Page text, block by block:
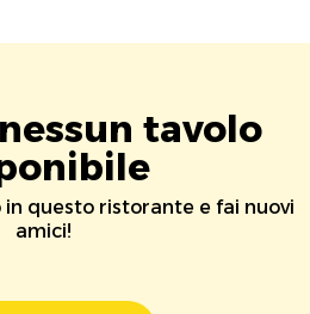
tavolo
questo ristorante e fai nuovi
amici!